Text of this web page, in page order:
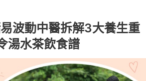
波動中醫拆解3大養生重
水茶飲食譜